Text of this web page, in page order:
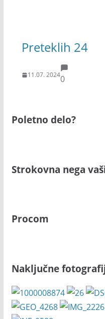
Preteklih 24
11.07. 20240
Poletno delo?
Strokovna nega
Procom
Naključne